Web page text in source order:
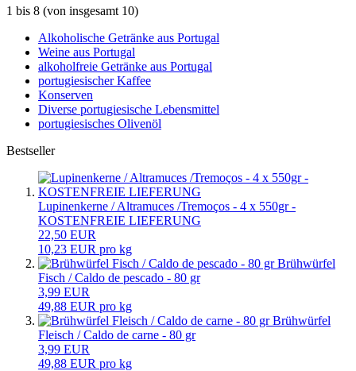
1 bis 8 (von insgesamt 10)
Alkoholische Getränke aus Portugal
Weine aus Portugal
alkoholfreie Getränke aus Portugal
portugiesischer Kaffee
Konserven
Diverse portugiesische Lebensmittel
portugiesisches Olivenöl
Bestseller
Lupinenkerne / Altramuces /Tremoços - 4 x 550gr -
KOSTENFREIE LIEFERUNG
22,50 EUR
10,23 EUR pro kg
Brühwürfel
Fisch / Caldo de pescado - 80 gr
3,99 EUR
49,88 EUR pro kg
Brühwürfel
Fleisch / Caldo de carne - 80 gr
3,99 EUR
49,88 EUR pro kg